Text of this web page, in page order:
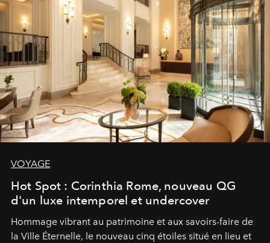
VOYAGE
Hot Spot : Corinthia Rome, nouveau QG
d'un luxe intemporel et undercover
Hommage vibrant au patrimoine et aux savoirs-faire de
la Ville Éternelle, le nouveau cinq étoiles situé en lieu et